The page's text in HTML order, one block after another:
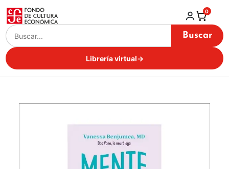
Buscar
Librería virtual→
0